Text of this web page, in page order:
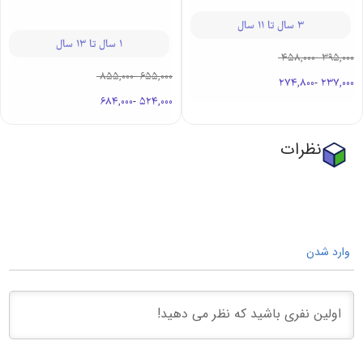
3 سال تا 11 سال
395,000
-
458,000
237,000
-
274,800
1 سال تا 13 سال
655,000
-
855,000
524,000
-
684,000
نظرات
وارد شدن